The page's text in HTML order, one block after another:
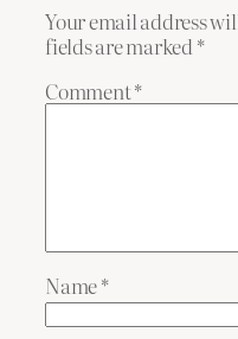
Your email address
fields are marked*
Comment*
Name*